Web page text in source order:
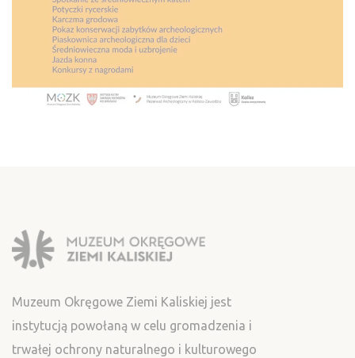
Muzeum Okręgowe Ziemi Kaliskiej jest
instytucją powołaną w celu gromadzenia i
trwałej ochrony naturalnego i kulturowego